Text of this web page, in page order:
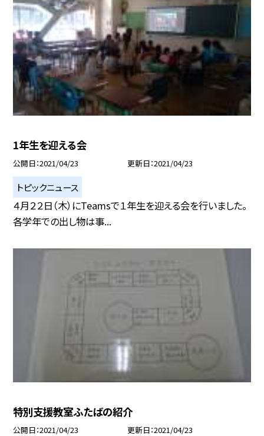
1年生を迎える会
公開日 2021/04/23 更新日 2021/04/23
トピックニュース
４月２２日（木）にTeamsで１年生を迎える会を行いました。
各学年での出し物は事...
特別支援教室ふたばの紹介
公開日 2021/04/23 更新日 2021/04/23